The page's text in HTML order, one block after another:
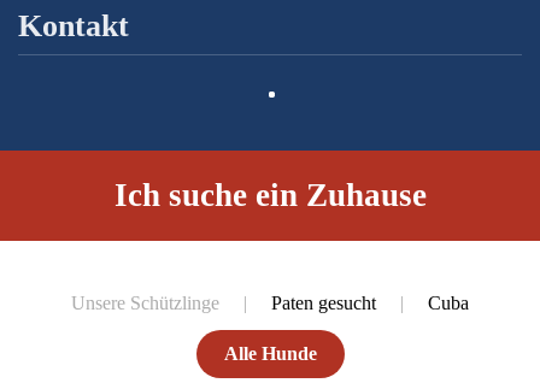
Kontakt
Ich suche ein Zuhause
Unsere Schützlinge Paten gesucht Cuba
Alle Hunde